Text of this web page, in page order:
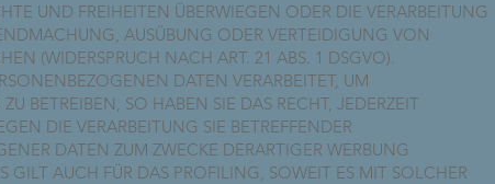
UND FREIHEITEN ÜBERWIEGEN ODER DIE VERARBEITUNG
AUSÜBUNG ODER VERTEIDIGUNG VON
(WIDERSPRUCH NACH ART. 21 ABS. 1 DSGVO).
DATEN VERARBEITET, UM
BETREIBEN, SO HABEN SIE DAS RECHT, JEDERZEIT
DIE VERARBEITUNG SIE BETREFFENDER
DATEN ZUM ZWECKE DERARTIGER WERBUNG
GILT AUCH FÜR DAS PROFILING, SOWEIT ES MIT SOLCHER